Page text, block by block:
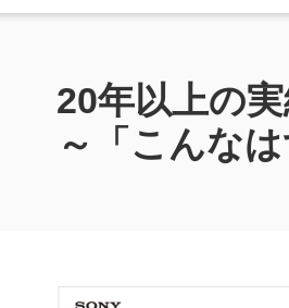
20年以上の
～「こんな